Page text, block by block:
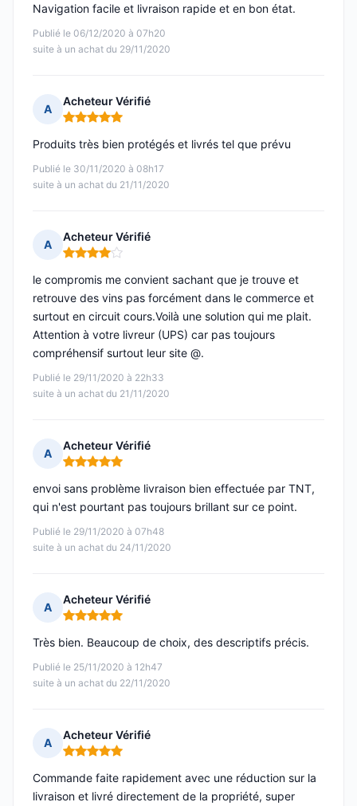
Publié le 06/12/2020 à 07h20
suite à un achat du 29/11/2020
Navigation facile et livraison rapide et en bon état.
A
Acheteur Vérifié
Note : 5 sur 5
Publié le 30/11/2020 à 08h17
suite à un achat du 21/11/2020
Produits très bien protégés et livrés tel que prévu
A
Acheteur Vérifié
Note : 4 sur 5
Publié le 29/11/2020 à 22h33
suite à un achat du 21/11/2020
le compromis me convient sachant que je trouve et
retrouve des vins pas forcément dans le commerce et
surtout en circuit cours.Voilà une solution qui me plait.
Attention à votre livreur (UPS) car pas toujours
compréhensif surtout leur site @.
A
Acheteur Vérifié
Note : 5 sur 5
Publié le 29/11/2020 à 07h48
suite à un achat du 24/11/2020
envoi sans problème livraison bien effectuée par TNT,
qui n'est pourtant pas toujours brillant sur ce point.
A
Acheteur Vérifié
Note : 5 sur 5
Publié le 25/11/2020 à 12h47
suite à un achat du 22/11/2020
Très bien. Beaucoup de choix, des descriptifs précis.
A
Acheteur Vérifié
Note : 5 sur 5
Commande faite rapidement avec une réduction sur la
livraison et livré directement de la propriété, super